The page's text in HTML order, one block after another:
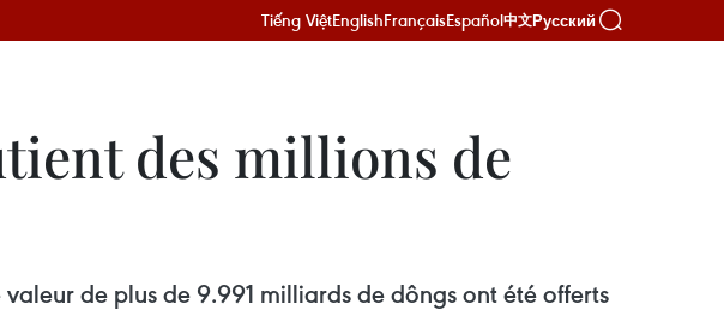
Tiếng ViệtEnglishFrançaisEspañol中文Русский
des millions de
de plus de 9.991 milliards de dôngs ont été offerts